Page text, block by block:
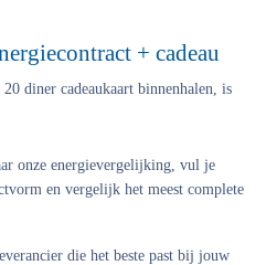
+ cadeau
diner cadeaukaart binnenhalen, is
onze energievergelijking, vul je
en vergelijk het meest complete
die het beste past bij jouw